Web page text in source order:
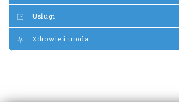
Usługi
Zdrowie i uroda